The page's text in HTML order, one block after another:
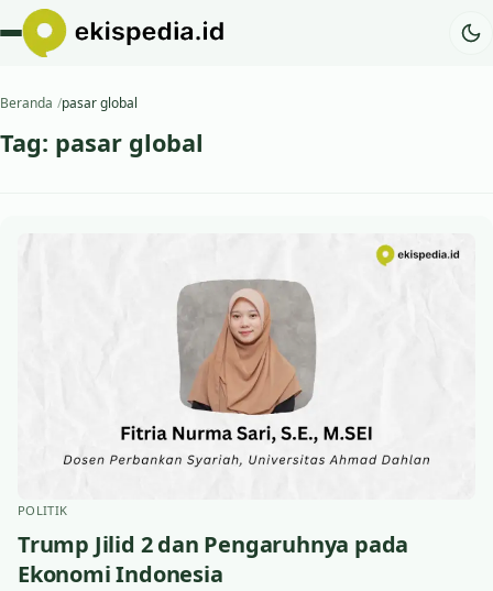
Beranda pasar global
Tag: pasar global
POLITIK
Trump Jilid 2 dan Pengaruhnya pada
Ekonomi Indonesia